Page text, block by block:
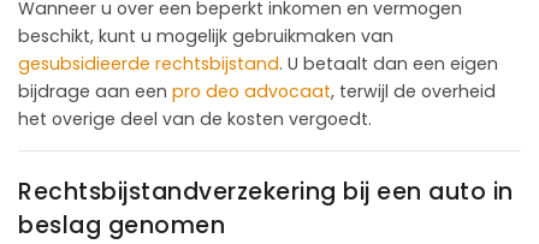
Wanneer u over een beperkt inkomen en vermogen
beschikt, kunt u mogelijk gebruikmaken van
gesubsidieerde rechtsbijstand. U betaalt dan een eigen
bijdrage aan een pro deo advocaat, terwijl de overheid
het overige deel van de kosten vergoedt.
Rechtsbijstandverzekering bij een auto in
beslag genomen